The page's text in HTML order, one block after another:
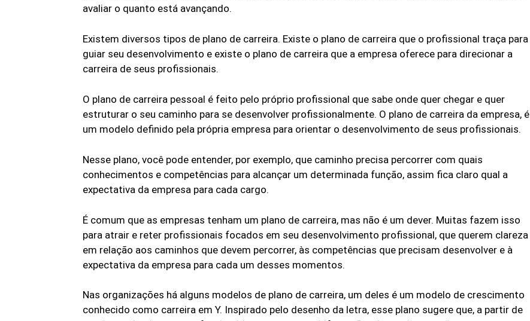
avaliar o quanto está avançando.
Existem diversos tipos de plano de carreira. Existe o plano de carreira que o profissional traça para
guiar seu desenvolvimento e existe o plano de carreira que a empresa oferece para direcionar a
carreira de seus profissionais.
O plano de carreira pessoal é feito pelo próprio profissional que sabe onde quer chegar e quer
estruturar o seu caminho para se desenvolver profissionalmente. O plano de carreira da empresa, é
um modelo definido pela própria empresa para orientar o desenvolvimento de seus profissionais.
Nesse plano, você pode entender, por exemplo, que caminho precisa percorrer com quais
conhecimentos e competências para alcançar um determinada função, assim fica claro qual a
expectativa da empresa para cada cargo.
É comum que as empresas tenham um plano de carreira, mas não é um dever. Muitas fazem isso
para atrair e reter profissionais focados em seu desenvolvimento profissional, que querem clareza
em relação aos caminhos que devem percorrer, às competências que precisam desenvolver e à
expectativa da empresa para cada um desses momentos.
Nas organizações há alguns modelos de plano de carreira, um deles é um modelo de crescimento
conhecido como carreira em Y. Inspirado pelo desenho da letra, esse plano sugere que, a partir de